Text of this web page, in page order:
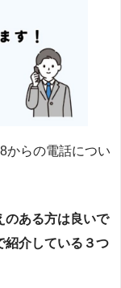
からの電話につい
のある方は良いで
紹介している３つ